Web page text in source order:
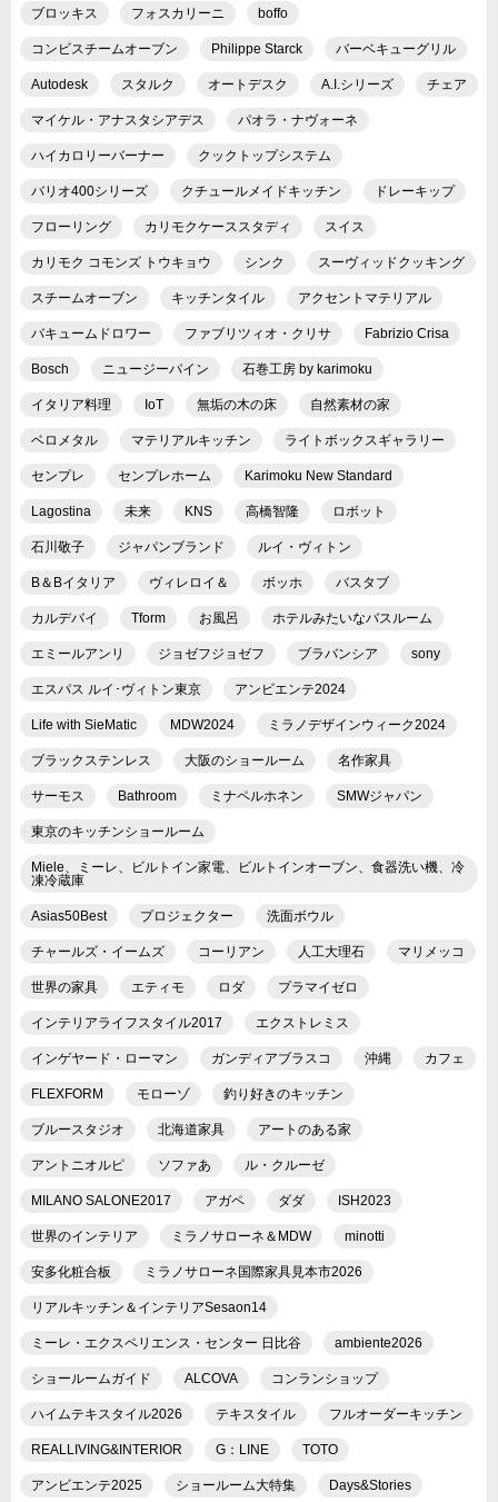
ブロッキス フォスカリーニ boffo
コンビスチームオーブン Philippe Starck バーベキューグリル
Autodesk スタルク オートデスク A.I.シリーズ チェア
マイケル・アナスタシアデス パオラ・ナヴォーネ
ハイカロリーバーナー クックトップシステム
バリオ400シリーズ クチュールメイドキッチン ドレーキップ
フローリング カリモクケーススタディ スイス
カリモク コモンズ トウキョウ シンク スーヴィッドクッキング
スチームオーブン キッチンタイル アクセントマテリアル
バキュームドロワー ファブリツィオ・クリサ Fabrizio Crisa
Bosch ニュージーパイン 石巻工房 by karimoku
イタリア料理 IoT 無垢の木の床 自然素材の家
ベロメタル マテリアルキッチン ライトボックスギャラリー
センプレ センプレホーム Karimoku New Standard
Lagostina 未来 KNS 高橋智隆 ロボット
石川敬子 ジャパンブランド ルイ・ヴィトン
B＆Bイタリア ヴィレロイ＆ ボッホ バスタブ
カルデバイ Tform お風呂 ホテルみたいなバスルーム
エミールアンリ ジョゼフジョゼフ ブラバンシア sony
エスパス ルイ･ヴィトン東京 アンビエンテ2024
Life with SieMatic MDW2024 ミラノデザインウィーク2024
ブラックステンレス 大阪のショールーム 名作家具
サーモス Bathroom ミナペルホネン SMWジャパン
東京のキッチンショールーム
Miele、ミーレ、ビルトイン家電、ビルトインオーブン、食器洗い機、冷
凍冷蔵庫
Asias50Best プロジェクター 洗面ボウル
チャールズ・イームズ コーリアン 人工大理石 マリメッコ
世界の家具 エティモ ロダ プラマイゼロ
インテリアライフスタイル2017 エクストレミス
インゲヤード・ローマン ガンディアブラスコ 沖縄 カフェ
FLEXFORM モローゾ 釣り好きのキッチン
ブルースタジオ 北海道家具 アートのある家
アントニオルピ ソファあ ル・クルーゼ
MILANO SALONE2017 アガペ ダダ ISH2023
世界のインテリア ミラノサローネ＆MDW minotti
安多化粧合板 ミラノサローネ国際家具見本市2026
リアルキッチン＆インテリアSesaon14
ミーレ・エクスペリエンス・センター 日比谷 ambiente2026
ショールームガイド ALCOVA コンランショップ
ハイムテキスタイル2026 テキスタイル フルオーダーキッチン
REALLIVING&INTERIOR G：LINE TOTO
アンビエンテ2025 ショールーム大特集 Days&Stories